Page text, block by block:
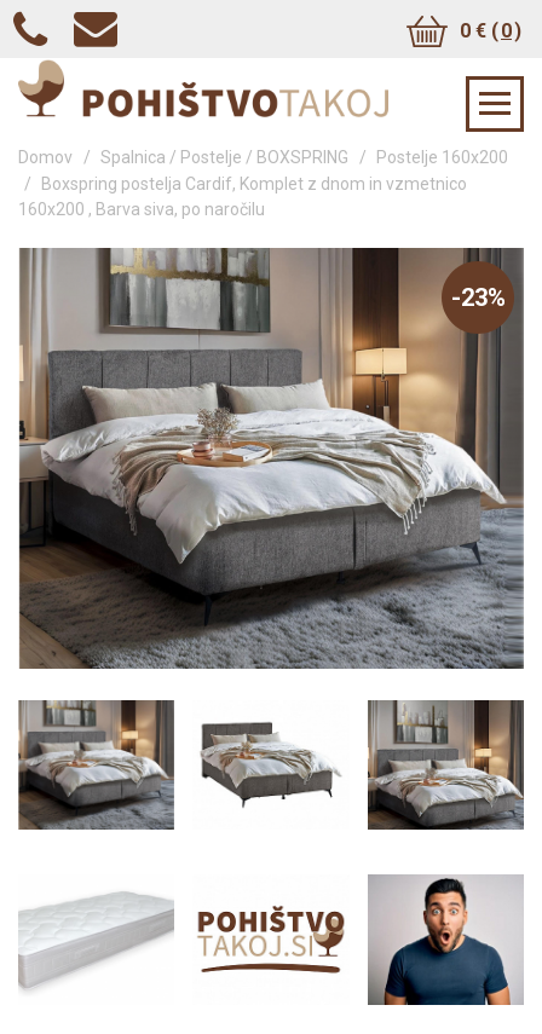
0 € (0)
Domov / Spalnica / Postelje / BOXSPRING /
Postelje 160x200
/
Boxspring postelja Cardif, Komplet z dnom in vzmetnico
160x200 , Barva siva, po naročilu
-23%